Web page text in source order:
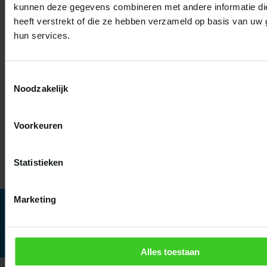
kunnen deze gegevens combineren met andere informatie
heeft verstrekt of die ze hebben verzameld op basis van uw
hun services.
Noodzakelijk
Voorkeuren
Statistieken
Marketing
Alles toestaan
hergebruik van IT-hardware kunnen bedrijven niet alleen
voldoen aan de regelgeving, maar ook operationele
Wie vandaag duurzame
morgen voorop.
Help anderen met deze kennis, deel dit
 Whatsapp  Linkedin  Email